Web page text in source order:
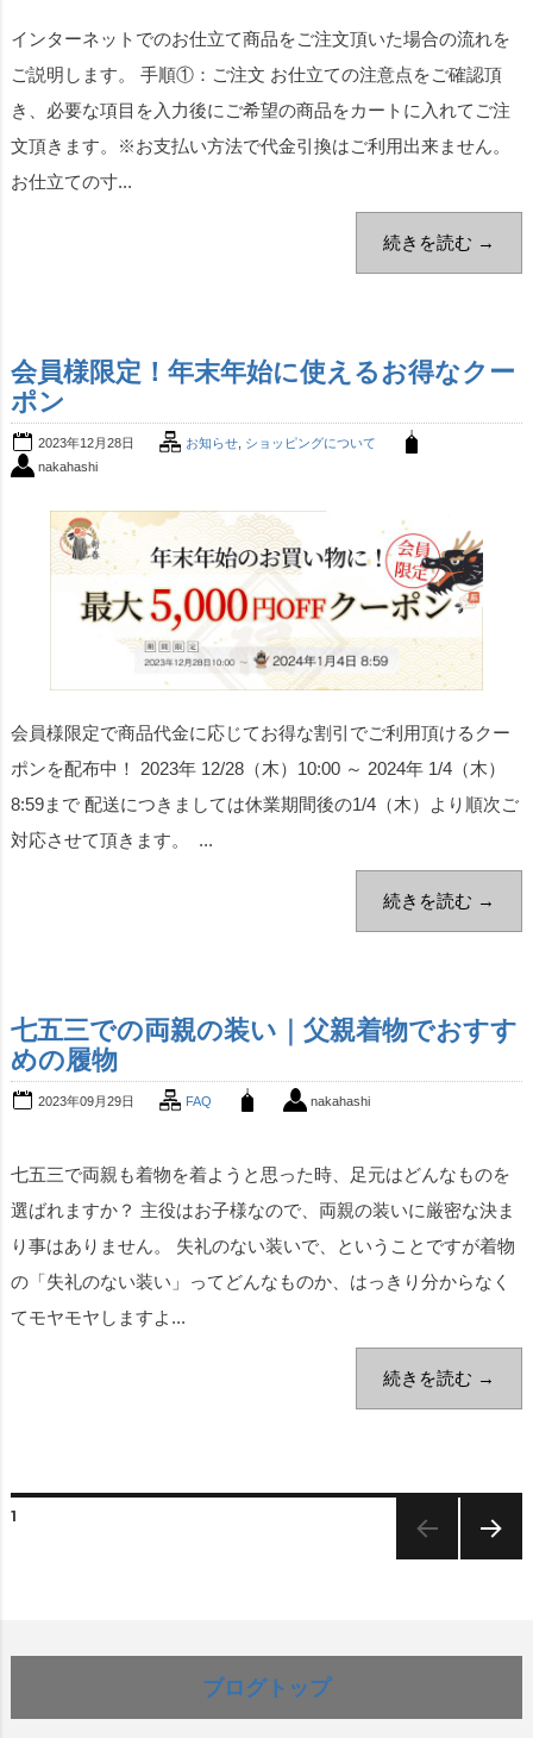
インターネットでのお仕立て商品をご注文頂いた場合の流れを
ご説明します。 手順①：ご注文 お仕立ての注意点をご確認頂
き、必要な項目を入力後にご希望の商品をカートに入れてご注
文頂きます。※お支払い方法で代金引換はご利用出来ません。
お仕立ての寸...
続きを読む →
会員様限定！年末年始に使えるお得なクー
ポン
2023年12月28日 お知らせ, ショッピングについて
nakahashi
会員様限定で商品代金に応じてお得な割引でご利用頂けるクー
ポンを配布中！ 2023年 12/28（木）10:00 ～ 2024年 1/4（木）
8:59まで 配送につきましては休業期間後の1/4（木）より順次ご
対応させて頂きます。 ...
続きを読む →
七五三での両親の装い｜父親着物でおすす
めの履物
2023年09月29日 FAQ nakahashi
七五三で両親も着物を着ようと思った時、足元はどんなものを
選ばれますか？ 主役はお子様なので、両親の装いに厳密な決ま
り事はありません。 失礼のない装いで、ということですが着物
の「失礼のない装い」ってどんなものか、はっきり分からなく
てモヤモヤしますよ...
続きを読む →
1
ブログトップ